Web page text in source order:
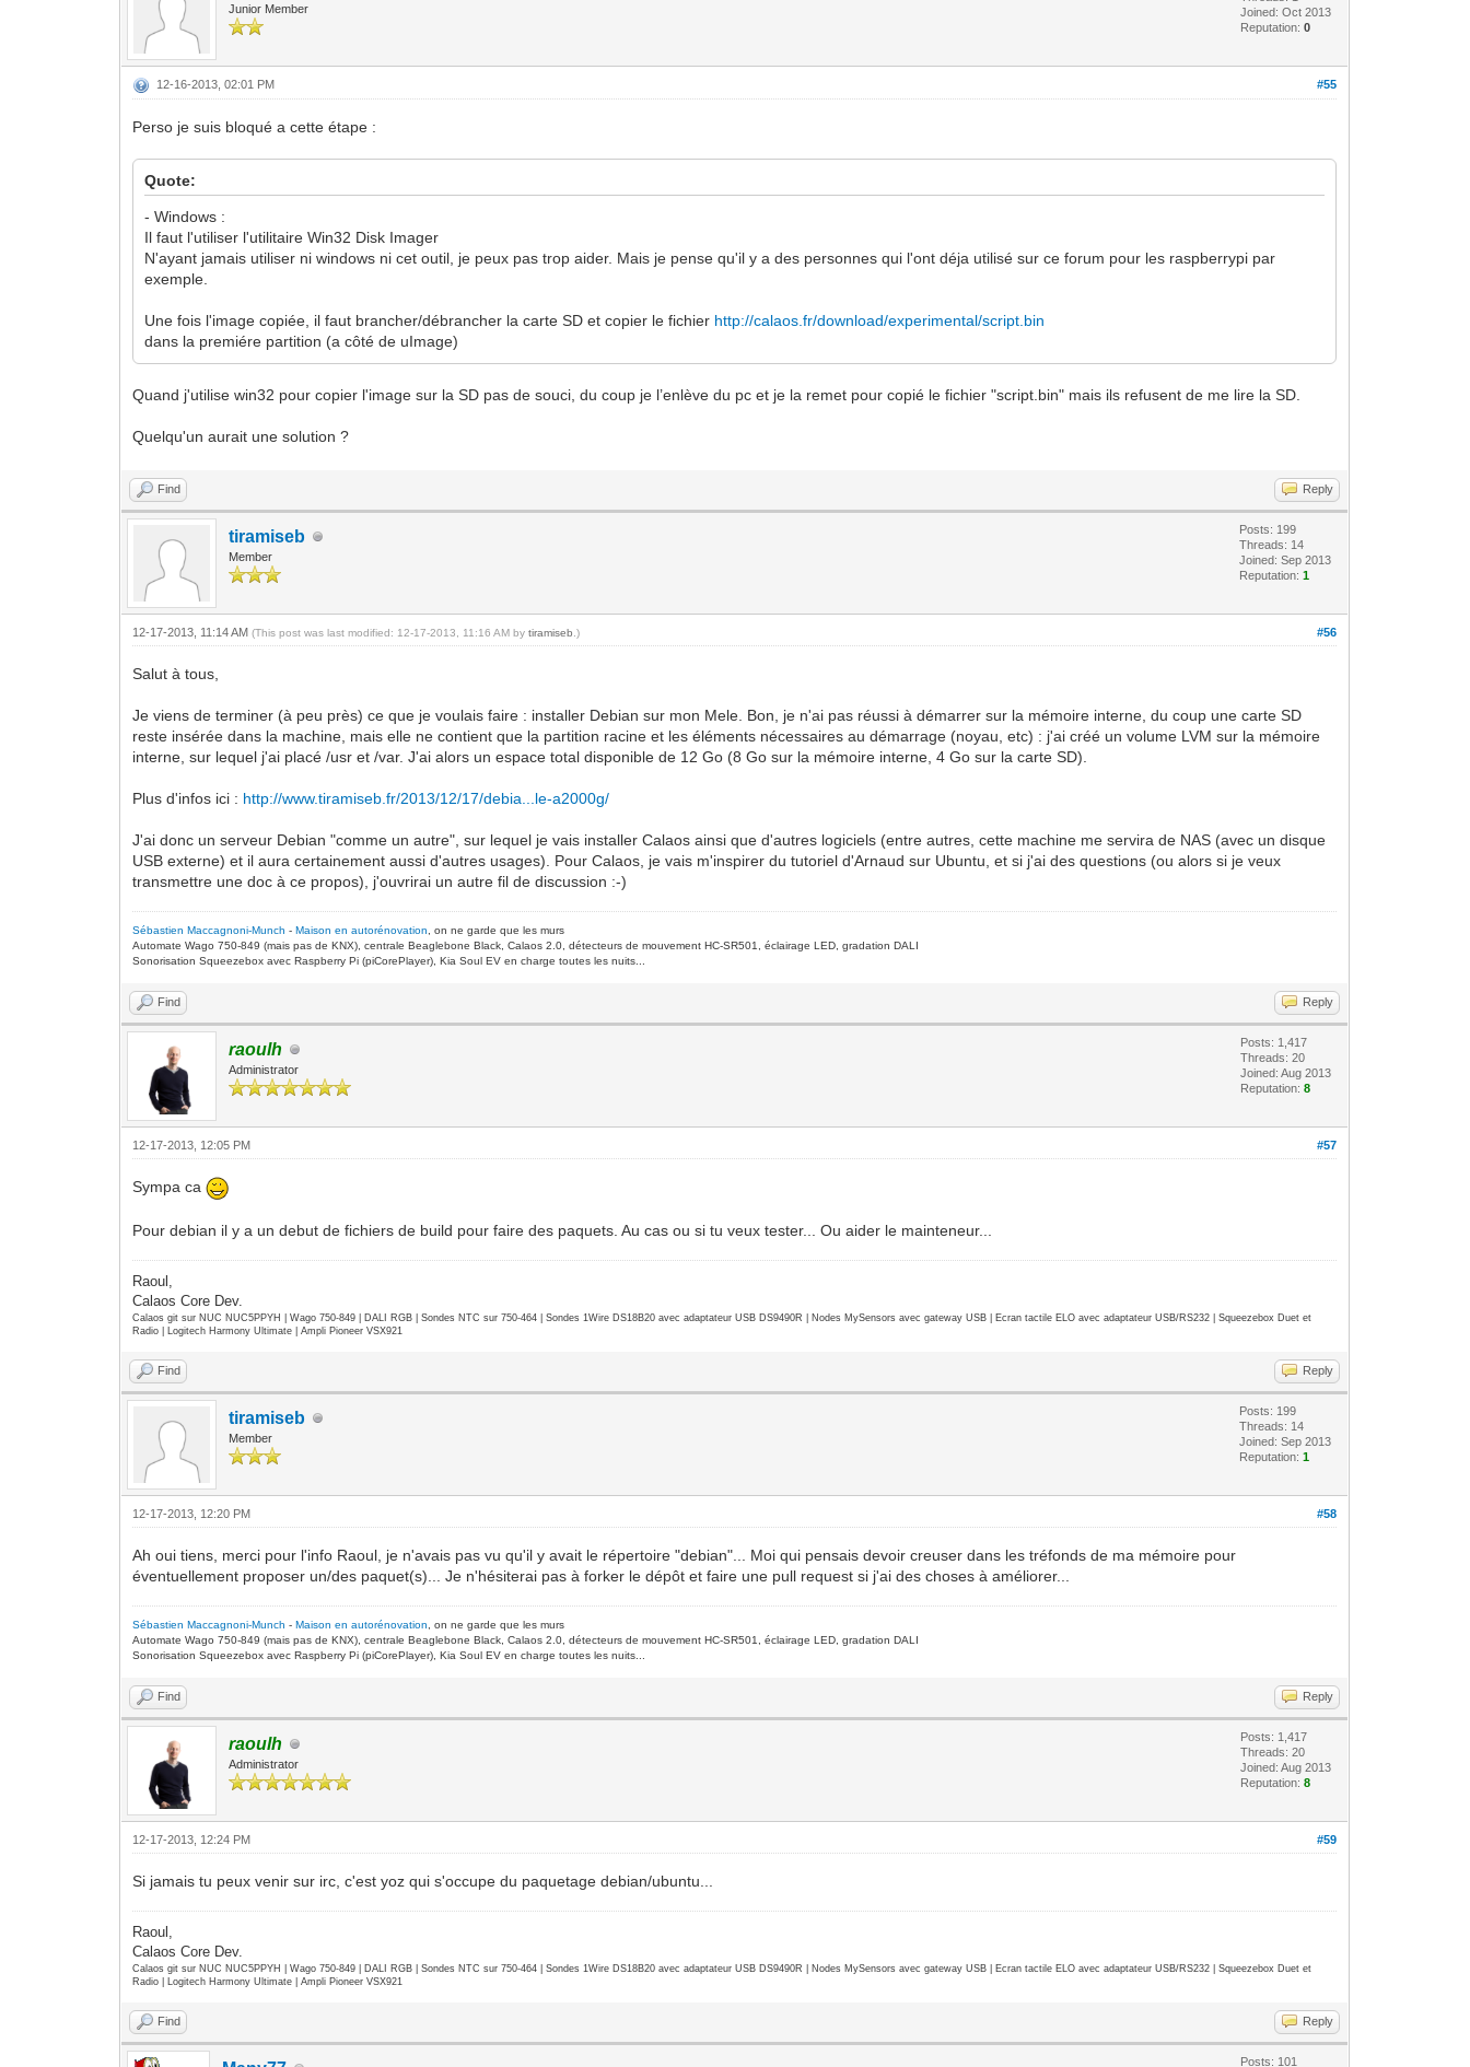
Junior Member
Joined: Oct 2013
Reputation:0
#55
12-16-2013, 02:01 PM
Perso je suis bloqué a cette étape :
Quote:
- Windows :
Il faut l'utiliser l'utilitaire Win32 Disk Imager
N'ayant jamais utiliser ni windows ni cet outil, je peux pas trop aider. Mais je pense qu'il y a des personnes qui l'ont déja utilisé sur ce forum pour les raspberrypi par
exemple.
Une fois l'image copiée, il faut brancher/débrancher la carte SD et copier le fichier http://calaos.fr/download/experimental/script.bin
dans la premiére partition (a côté de uImage)
Quand j'utilise win32 pour copier l'image sur la SD pas de souci, du coup je l’enlève du pc et je la remet pour copié le fichier "script.bin" mais ils refusent de me lire la SD.
Quelqu'un aurait une solution ?
Find Reply
tiramiseb
Member
Posts: 199
Threads: 14
Joined: Sep 2013
Reputation:1
#56
12-17-2013, 11:14 AM(This post was last modified: 12-17-2013, 11:16 AM bytiramiseb.)
Salut à tous,
Je viens de terminer (à peu près) ce que je voulais faire : installer Debian sur mon Mele. Bon, je n'ai pas réussi à démarrer sur la mémoire interne, du coup une carte SD
reste insérée dans la machine, mais elle ne contient que la partition racine et les éléments nécessaires au démarrage (noyau, etc) : j'ai créé un volume LVM sur la mémoire
interne, sur lequel j'ai placé /usr et /var. J'ai alors un espace total disponible de 12 Go (8 Go sur la mémoire interne, 4 Go sur la carte SD).
Plus d'infos ici : http://www.tiramiseb.fr/2013/12/17/debia...le-a2000g/
J'ai donc un serveur Debian "comme un autre", sur lequel je vais installer Calaos ainsi que d'autres logiciels (entre autres, cette machine me servira de NAS (avec un disque
USB externe) et il aura certainement aussi d'autres usages). Pour Calaos, je vais m'inspirer du tutoriel d'Arnaud sur Ubuntu, et si j'ai des questions (ou alors si je veux
transmettre une doc à ce propos), j'ouvrirai un autre fil de discussion :-)
Sébastien Maccagnoni-Munch -Maison en autorénovation, on ne garde que les murs
Automate Wago 750-849 (mais pas de KNX), centrale Beaglebone Black, Calaos 2.0, détecteurs de mouvement HC-SR501, éclairage LED, gradation DALI
Sonorisation Squeezebox avec Raspberry Pi (piCorePlayer), Kia Soul EV en charge toutes les nuits...
Find Reply
raoulh
Administrator
Posts: 1,417
Threads: 20
Joined: Aug 2013
Reputation:8
#57
12-17-2013, 12:05 PM
Sympa ca
Pour debian il y a un debut de fichiers de build pour faire des paquets. Au cas ou si tu veux tester... Ou aider le mainteneur...
Raoul,
Calaos Core Dev.
Calaos git sur NUC NUC5PPYH | Wago 750-849 | DALI RGB | Sondes NTC sur 750-464 | Sondes 1Wire DS18B20 avec adaptateur USB DS9490R | Nodes MySensors avec gateway USB | Ecran tactile ELO avec adaptateur USB/RS232 | Squeezebox Duet et
Radio | Logitech Harmony Ultimate | Ampli Pioneer VSX921
Find Reply
tiramiseb
Member
Posts: 199
Threads: 14
Joined: Sep 2013
Reputation:1
#58
12-17-2013, 12:20 PM
Ah oui tiens, merci pour l'info Raoul, je n'avais pas vu qu'il y avait le répertoire "debian"... Moi qui pensais devoir creuser dans les tréfonds de ma mémoire pour
éventuellement proposer un/des paquet(s)... Je n'hésiterai pas à forker le dépôt et faire une pull request si j'ai des choses à améliorer...
Sébastien Maccagnoni-Munch -Maison en autorénovation, on ne garde que les murs
Automate Wago 750-849 (mais pas de KNX), centrale Beaglebone Black, Calaos 2.0, détecteurs de mouvement HC-SR501, éclairage LED, gradation DALI
Sonorisation Squeezebox avec Raspberry Pi (piCorePlayer), Kia Soul EV en charge toutes les nuits...
Find Reply
raoulh
Administrator
Posts: 1,417
Threads: 20
Joined: Aug 2013
Reputation:8
#59
12-17-2013, 12:24 PM
Si jamais tu peux venir sur irc, c'est yoz qui s'occupe du paquetage debian/ubuntu...
Raoul,
Calaos Core Dev.
Calaos git sur NUC NUC5PPYH | Wago 750-849 | DALI RGB | Sondes NTC sur 750-464 | Sondes 1Wire DS18B20 avec adaptateur USB DS9490R | Nodes MySensors avec gateway USB | Ecran tactile ELO avec adaptateur USB/RS232 | Squeezebox Duet et
Radio | Logitech Harmony Ultimate | Ampli Pioneer VSX921
Find Reply
Posts: 101